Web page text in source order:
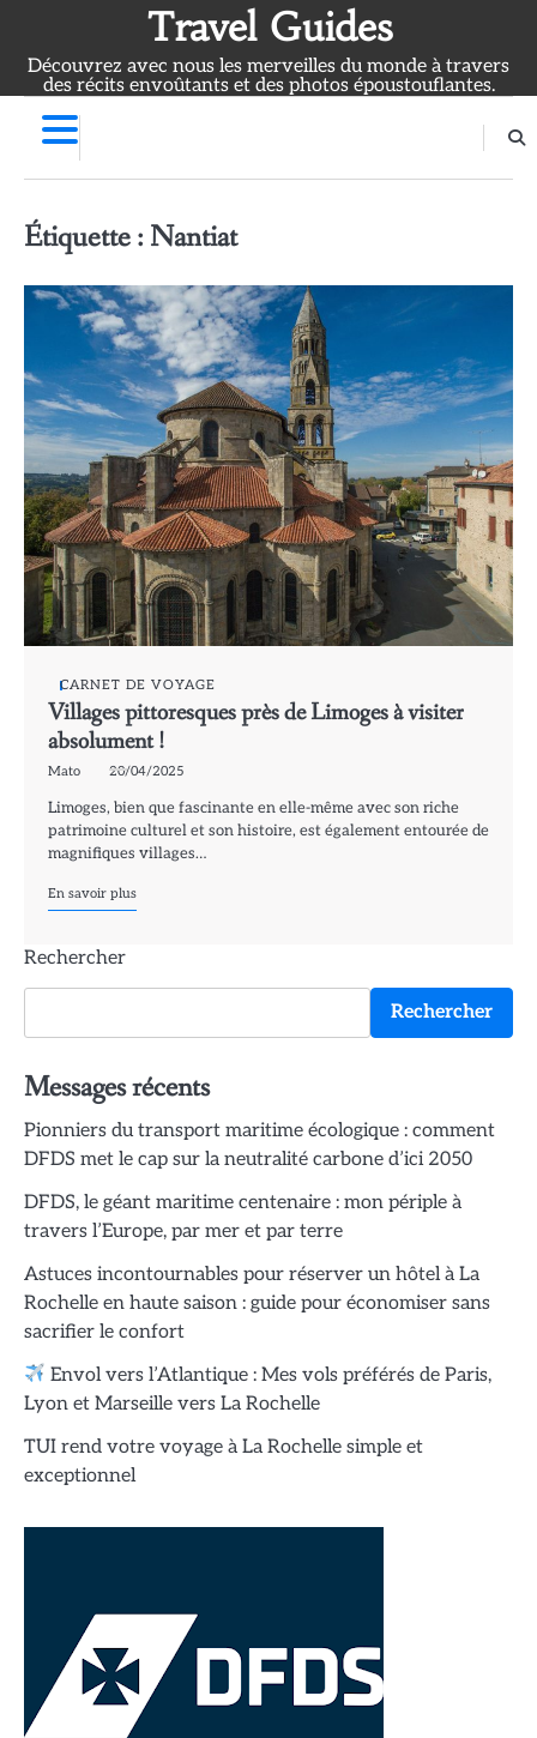
content
Travel Guides
Découvrez avec nous les merveilles du monde à travers
des récits envoûtants et des photos époustouflantes.
Étiquette : Nantiat
CARNET DE VOYAGE
Villages pittoresques près de Limoges à visiter
absolument !
Mato 20/04/2025
Limoges, bien que fascinante en elle-même avec son riche
patrimoine culturel et son histoire, est également entourée de
magnifiques villages…
En savoir plus
Rechercher
Rechercher
Messages récents
Pionniers du transport maritime écologique : comment
DFDS met le cap sur la neutralité carbone d’ici 2050
DFDS, le géant maritime centenaire : mon périple à
travers l’Europe, par mer et par terre
Astuces incontournables pour réserver un hôtel à La
Rochelle en haute saison : guide pour économiser sans
sacrifier le confort
Envol vers l’Atlantique : Mes vols préférés de Paris,
Lyon et Marseille vers La Rochelle
TUI rend votre voyage à La Rochelle simple et
exceptionnel